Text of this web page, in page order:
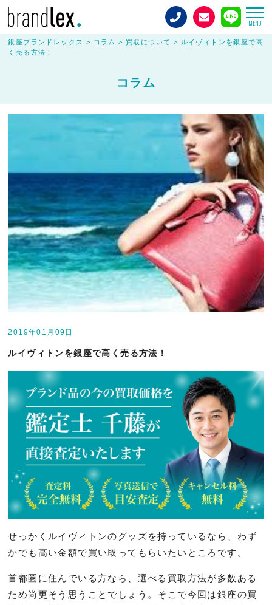
MENU
銀座ブランドレックス > コラム > 買取について > ルイヴィトンを銀座で高
く売る方法！
コラム
2019年01月09日
ルイヴィトンを銀座で高く売る方法！
せっかくルイヴィトンのグッズを持っているなら、わず
かでも高い金額で買い取ってもらいたいところです。
首都圏に住んでいる方なら、選べる買取方法が多数ある
ため尚更そう思うことでしょう。そこで今回は銀座の買